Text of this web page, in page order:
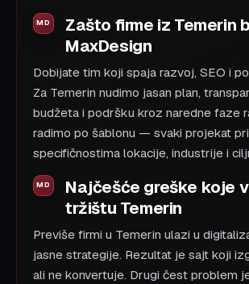
Zašto firme iz Temerin
MaxDesign
Dobijate tim koji spaja razvoj, SEO i
Za Temerin nudimo jasan plan,
budžeta i podršku kroz naredne faze
radimo po šablonu — svaki projekat
specifičnostima lokacije, industrije i
Najčešće greške koje
tržištu Temerin
Previše firmi u Temerin ulazi u
jasne strategije. Rezultat je sajt koji
ali ne konvertuje. Drugi čest problem